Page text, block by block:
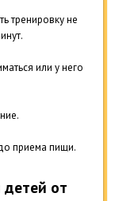
тренировку не
или у него
приема пищи.
детей от